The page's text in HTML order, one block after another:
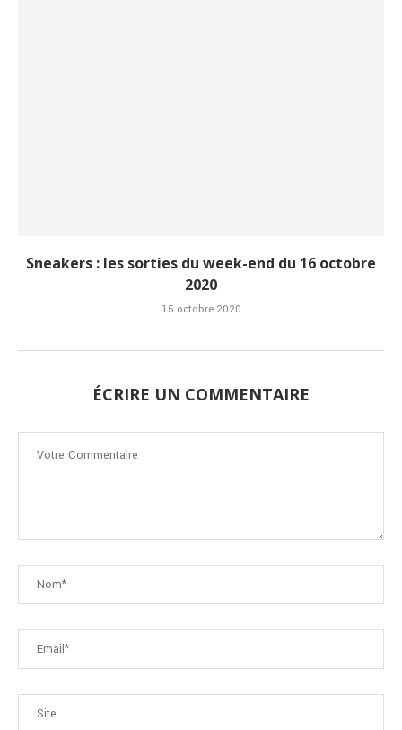
Sneakers : les sorties du week-end du 16 octobre
2020
15 octobre 2020
ÉCRIRE UN COMMENTAIRE